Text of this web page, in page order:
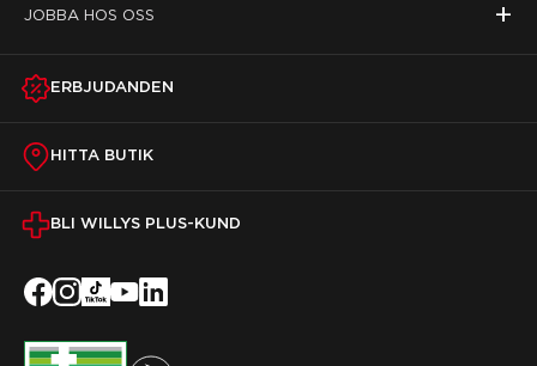
JOBBA HOS OSS +
ERBJUDANDEN
HITTA BUTIK
BLI WILLYS PLUS-KUND